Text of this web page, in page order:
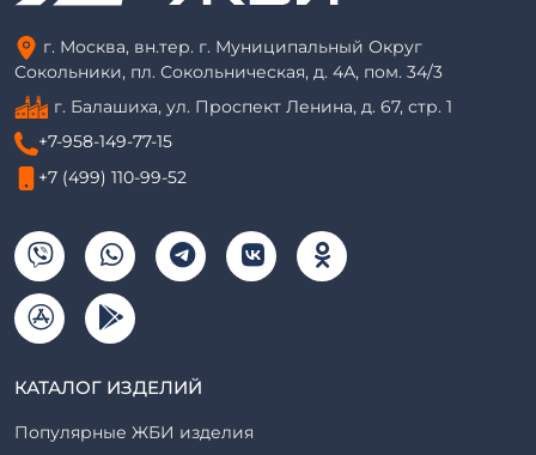
г. Москва, вн.тер. г. Муниципальный Округ
Сокольники, пл. Сокольническая, д. 4А, пом. 34/3
г. Балашиха, ул. Проспект Ленина, д. 67, стр. 1
+7-958-149-77-15
+7 (499) 110-99-52
КАТАЛОГ ИЗДЕЛИЙ
Популярные ЖБИ изделия